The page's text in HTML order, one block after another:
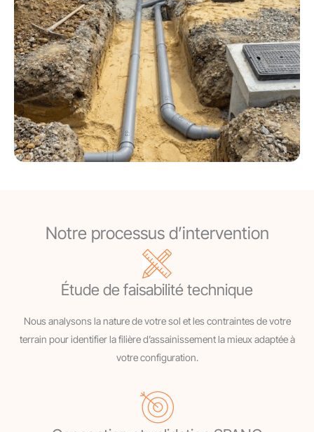
Notre processus d’intervention
Étude de faisabilité technique
Nous analysons la nature de votre sol et les contraintes de votre
terrain pour identifier la filière d’assainissement la mieux adaptée à
votre configuration.